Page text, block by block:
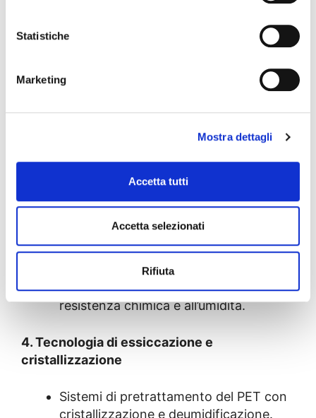
Statistiche
Marketing
Mostra dettagli
Accetta tutti
Accetta selezionati
Rifiuta
comportamento del materiale durante
per mantenere costante la viscosità
intrinseca lungo tutta la produzione.
3. Sistemi di coestrusione avanzati
Fino a 7 strati per combinare PET
vergine e rPET senza compromettere
le proprietà meccaniche.
Strati barriera per migliorare la
resistenza chimica e all’umidità.
4. Tecnologia di essiccazione e
cristallizzazione
Sistemi di pretrattamento del PET con
cristallizzazione e deumidificazione.